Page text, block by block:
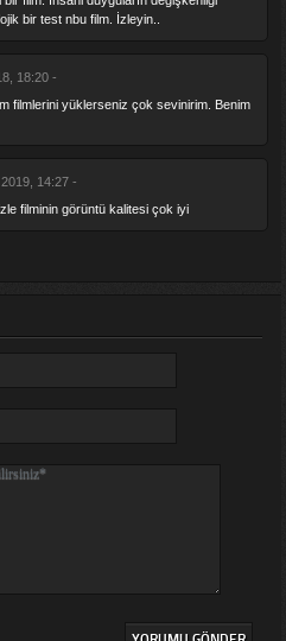
bir test nbu film. İzleyin..
18:20 -
filmlerini yüklerseniz çok sevinirim. Benim
14:27 -
filminin görüntü kalitesi çok iyi